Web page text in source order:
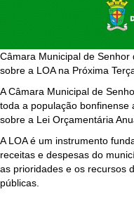
Câmara Municipal de Senhor
sobre a LOA na Próxima
A Câmara Municipal de
toda a população bonfinense
sobre a Lei Orçamentária
A LOA é um instrumento
receitas e despesas do
as prioridades e os recursos
públicas.